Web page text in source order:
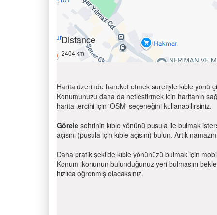
Distance
2404 km
Harita üzerinde hareket etmek suretiyle kıble yönü
Konumunuzu daha da netleştirmek için haritanın
harita tercihi için 'OSM' seçeneğini kullanabilirsiniz.
Görele şehrinin kıble yönünü pusula ile bulmak
açısını (pusula için kıble açısını) bulun. Artık
Daha pratik şekilde kıble yönünüzü bulmak için
Konum ikonunun bulunduğunuz yeri bulmasını
hızlıca öğrenmiş olacaksınız.